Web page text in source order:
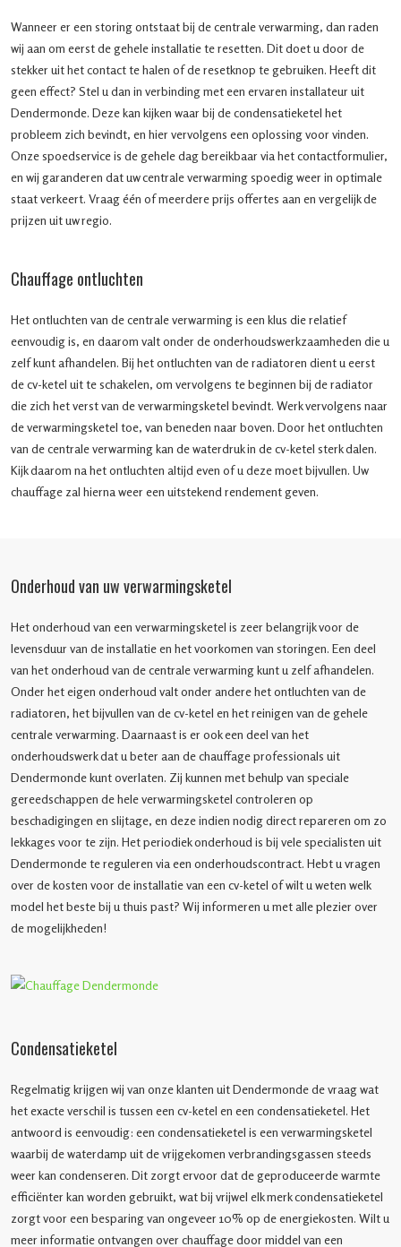
Wanneer er een storing ontstaat bij de centrale verwarming, dan raden
wij aan om eerst de gehele installatie te resetten. Dit doet u door de
stekker uit het contact te halen of de resetknop te gebruiken. Heeft dit
geen effect? Stel u dan in verbinding met een ervaren installateur uit
Dendermonde. Deze kan kijken waar bij de condensatieketel het
probleem zich bevindt, en hier vervolgens een oplossing voor vinden.
Onze spoedservice is de gehele dag bereikbaar via het contactformulier,
en wij garanderen dat uw centrale verwarming spoedig weer in optimale
staat verkeert. Vraag één of meerdere prijs offertes aan en vergelijk de
prijzen uit uw regio.
Chauffage ontluchten
Het ontluchten van de centrale verwarming is een klus die relatief
eenvoudig is, en daarom valt onder de onderhoudswerkzaamheden die u
zelf kunt afhandelen. Bij het ontluchten van de radiatoren dient u eerst
de cv-ketel uit te schakelen, om vervolgens te beginnen bij de radiator
die zich het verst van de verwarmingsketel bevindt. Werk vervolgens naar
de verwarmingsketel toe, van beneden naar boven. Door het ontluchten
van de centrale verwarming kan de waterdruk in de cv-ketel sterk dalen.
Kijk daarom na het ontluchten altijd even of u deze moet bijvullen. Uw
chauffage zal hierna weer een uitstekend rendement geven.
Onderhoud van uw verwarmingsketel
Het onderhoud van een verwarmingsketel is zeer belangrijk voor de
levensduur van de installatie en het voorkomen van storingen. Een deel
van het onderhoud van de centrale verwarming kunt u zelf afhandelen.
Onder het eigen onderhoud valt onder andere het ontluchten van de
radiatoren, het bijvullen van de cv-ketel en het reinigen van de gehele
centrale verwarming. Daarnaast is er ook een deel van het
onderhoudswerk dat u beter aan de chauffage professionals uit
Dendermonde kunt overlaten. Zij kunnen met behulp van speciale
gereedschappen de hele verwarmingsketel controleren op
beschadigingen en slijtage, en deze indien nodig direct repareren om zo
lekkages voor te zijn. Het periodiek onderhoud is bij vele specialisten uit
Dendermonde te reguleren via een onderhoudscontract. Hebt u vragen
over de kosten voor de installatie van een cv-ketel of wilt u weten welk
model het beste bij u thuis past? Wij informeren u met alle plezier over
de mogelijkheden!
Condensatieketel
Regelmatig krijgen wij van onze klanten uit Dendermonde de vraag wat
het exacte verschil is tussen een cv-ketel en een condensatieketel. Het
antwoord is eenvoudig: een condensatieketel is een verwarmingsketel
waarbij de waterdamp uit de vrijgekomen verbrandingsgassen steeds
weer kan condenseren. Dit zorgt ervoor dat de geproduceerde warmte
efficiënter kan worden gebruikt, wat bij vrijwel elk merk condensatieketel
zorgt voor een besparing van ongeveer 10% op de energiekosten. Wilt u
meer informatie ontvangen over chauffage door middel van een